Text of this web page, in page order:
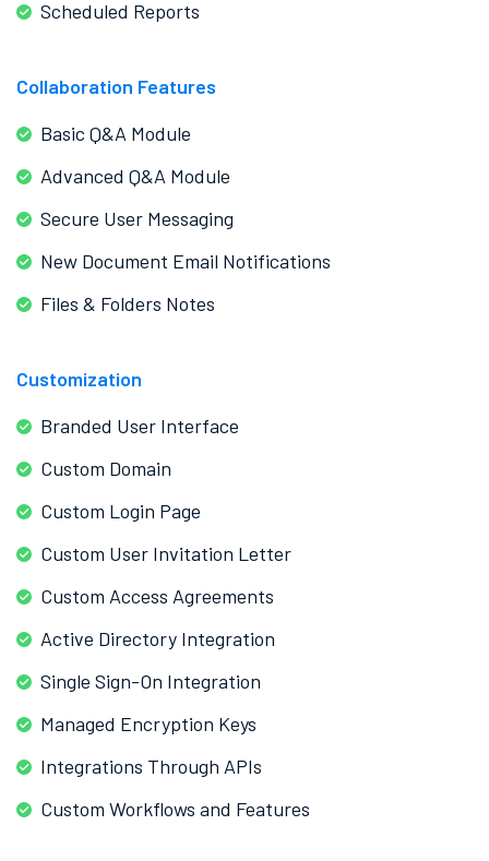
Scheduled Reports
Collaboration Features
Basic Q&A Module
Advanced Q&A Module
Secure User Messaging
New Document Email Notifications
Files & Folders Notes
Customization
Branded User Interface
Custom Domain
Custom Login Page
Custom User Invitation Letter
Custom Access Agreements
Active Directory Integration
Single Sign-On Integration
Managed Encryption Keys
Integrations Through APIs
Custom Workflows and Features